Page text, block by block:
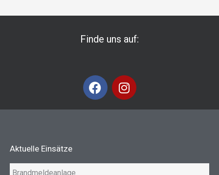
Finde uns auf:
F
a
k
I
n
a
Aktuelle Einsätze
Brandmeldeanlage